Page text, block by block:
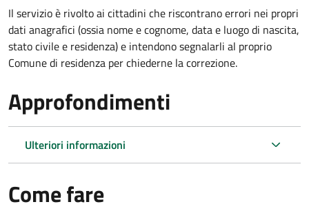
Il servizio è rivolto ai cittadini che riscontrano errori nei propri
dati anagrafici (ossia nome e cognome, data e luogo di nascita,
stato civile e residenza) e intendono segnalarli al proprio
Comune di residenza per chiederne la correzione.
Approfondimenti
Ulteriori informazioni
Come fare